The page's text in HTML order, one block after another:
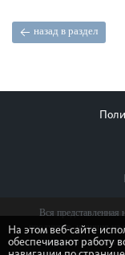
назад в раздел
Вся
продуктов, наличия на
характер и ни при
На этом веб-сайте
обеспечивают работу